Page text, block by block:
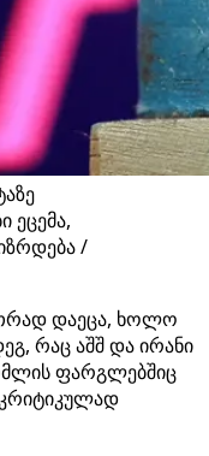
ეცემა,
/
დაეცა, ხოლო
რაც აშშ და ირანი
ფარგლებშიც